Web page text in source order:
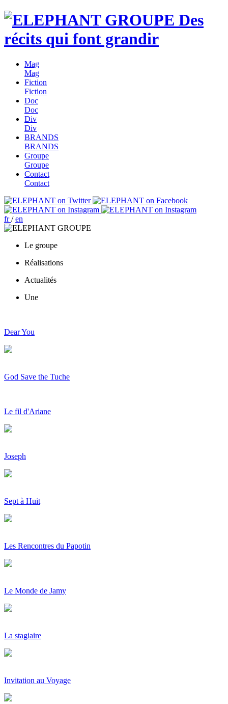
Des
récits qui font grandir
Mag
Mag
Fiction
Fiction
Doc
Doc
Div
Div
BRANDS
BRANDS
Groupe
Groupe
Contact
Contact
fr/ en
Le groupe
Réalisations
Actualités
Une
Dear You
God Save the Tuche
Le fil d'Ariane
Joseph
Sept à Huit
Les Rencontres du Papotin
Le Monde de Jamy
La stagiaire
Invitation au Voyage